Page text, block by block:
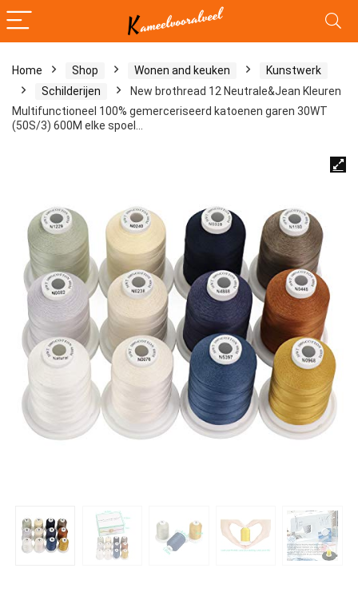
Home Shop Wonen and keuken
Kunstwerk
Schilderijen
New brothread 12 Neutrale&Jean Kleuren
Multifunctioneel 100% gemerceriseerd katoenen garen 30WT
(50S/3) 600M elke spoel…